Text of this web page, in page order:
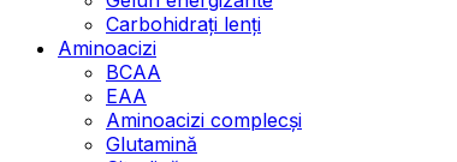
Carbohidrați lenți
Aminoacizi
BCAA
EAA
Aminoacizi complecși
Glutamină